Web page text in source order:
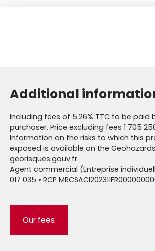
Additional
Including fees of 5.26% TTC to be paid
purchaser. Price excluding fees 1 705
Information on the risks to which this
exposed is available on the
georisques.gouv.fr.
Agent commercial (Entreprise
017 035 • RCP
Our fees